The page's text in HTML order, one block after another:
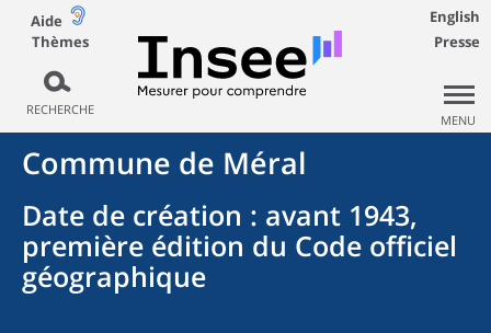
Aide
Thèmes
RECHERCHE
English
Presse
MENU
Commune de Méral
Date de création : avant 1943,
première édition du Code officiel
géographique